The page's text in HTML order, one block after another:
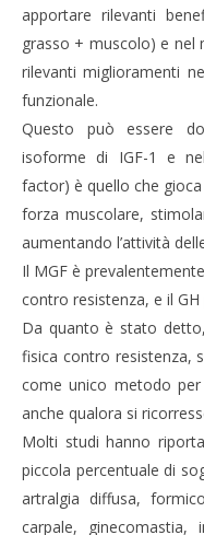
apportare rilevanti
grasso + muscolo) e nel
rilevanti miglioramenti
funzionale.
Questo può essere
isoforme di IGF-1 e
factor) è quello che
forza muscolare,
aumentando l’attività
Il MGF è
contro resistenza, e il
Da quanto è stato detto,
fisica contro resistenza,
come unico metodo
anche qualora si
Molti studi hanno
piccola percentuale di
artralgia diffusa,
carpale,